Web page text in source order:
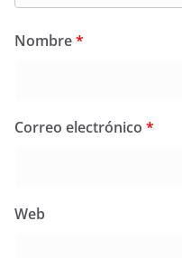
Nombre*
Correo electrónico *
Web